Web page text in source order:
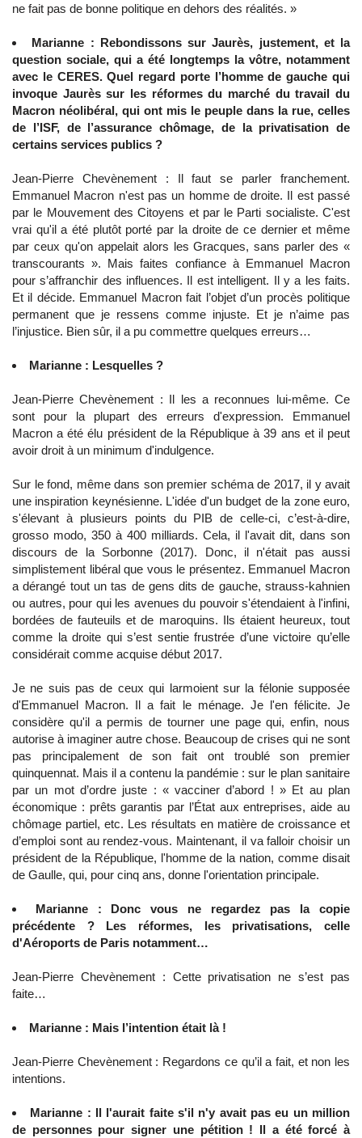
ne fait pas de bonne politique en dehors des réalités. »
Marianne : Rebondissons sur Jaurès, justement, et la
question sociale, qui a été longtemps la vôtre, notamment
avec le CERES. Quel regard porte l’homme de gauche qui
invoque Jaurès sur les réformes du marché du travail du
Macron néolibéral, qui ont mis le peuple dans la rue, celles
de l’ISF, de l’assurance chômage, de la privatisation de
certains services publics ?
Jean-Pierre Chevènement : Il faut se parler franchement.
Emmanuel Macron n'est pas un homme de droite. Il est passé
par le Mouvement des Citoyens et par le Parti socialiste. C'est
vrai qu'il a été plutôt porté par la droite de ce dernier et même
par ceux qu'on appelait alors les Gracques, sans parler des «
transcourants ». Mais faites confiance à Emmanuel Macron
pour s’affranchir des influences. Il est intelligent. Il y a les faits.
Et il décide. Emmanuel Macron fait l’objet d’un procès politique
permanent que je ressens comme injuste. Et je n’aime pas
l’injustice. Bien sûr, il a pu commettre quelques erreurs…
Marianne : Lesquelles ?
Jean-Pierre Chevènement : Il les a reconnues lui-même. Ce
sont pour la plupart des erreurs d'expression. Emmanuel
Macron a été élu président de la République à 39 ans et il peut
avoir droit à un minimum d'indulgence.
Sur le fond, même dans son premier schéma de 2017, il y avait
une inspiration keynésienne. L'idée d'un budget de la zone euro,
s'élevant à plusieurs points du PIB de celle-ci, c’est-à-dire,
grosso modo, 350 à 400 milliards. Cela, il l'avait dit, dans son
discours de la Sorbonne (2017). Donc, il n'était pas aussi
simplistement libéral que vous le présentez. Emmanuel Macron
a dérangé tout un tas de gens dits de gauche, strauss-kahnien
ou autres, pour qui les avenues du pouvoir s'étendaient à l'infini,
bordées de fauteuils et de maroquins. Ils étaient heureux, tout
comme la droite qui s’est sentie frustrée d’une victoire qu’elle
considérait comme acquise début 2017.
Je ne suis pas de ceux qui larmoient sur la félonie supposée
d'Emmanuel Macron. Il a fait le ménage. Je l'en félicite. Je
considère qu'il a permis de tourner une page qui, enfin, nous
autorise à imaginer autre chose. Beaucoup de crises qui ne sont
pas principalement de son fait ont troublé son premier
quinquennat. Mais il a contenu la pandémie : sur le plan sanitaire
par un mot d’ordre juste : « vacciner d’abord ! » Et au plan
économique : prêts garantis par l’État aux entreprises, aide au
chômage partiel, etc. Les résultats en matière de croissance et
d’emploi sont au rendez-vous. Maintenant, il va falloir choisir un
président de la République, l'homme de la nation, comme disait
de Gaulle, qui, pour cinq ans, donne l'orientation principale.
Marianne : Donc vous ne regardez pas la copie
précédente ? Les réformes, les privatisations, celle
d'Aéroports de Paris notamment…
Jean-Pierre Chevènement : Cette privatisation ne s’est pas
faite…
Marianne : Mais l’intention était là !
Jean-Pierre Chevènement : Regardons ce qu’il a fait, et non les
intentions.
Marianne : Il l'aurait faite s'il n'y avait pas eu un million
de personnes pour signer une pétition ! Il a été forcé à